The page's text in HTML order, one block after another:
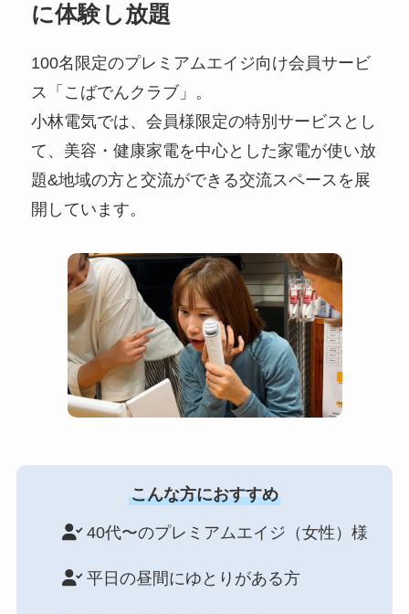
に体験し放題
100名限定のプレミアムエイジ向け会員サービ
ス「こばでんクラブ」。
小林電気では、会員様限定の特別サービスとし
て、美容・健康家電を中心とした家電が使い放
題&地域の方と交流ができる交流スペースを展
開しています。
こんな方におすすめ
40代〜のプレミアムエイジ（女性）様
平日の昼間にゆとりがある方